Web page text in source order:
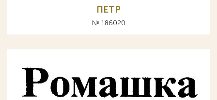
ПЕТР
№ 186020